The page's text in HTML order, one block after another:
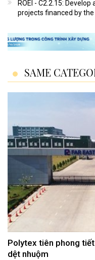
ROEI - C2.2.15:
projects financed by the
SAME
Polytex tiên phong
dệt nhuộm